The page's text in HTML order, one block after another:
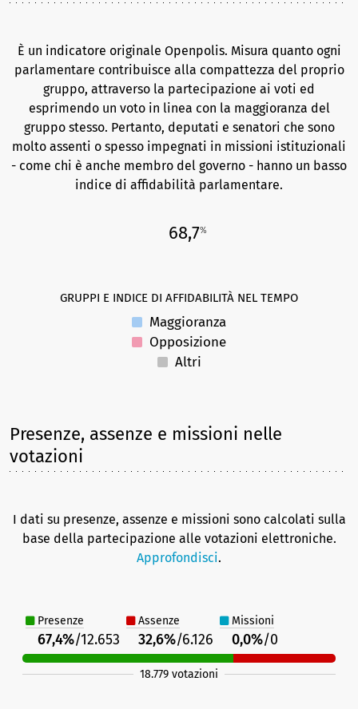
È un indicatore originale Openpolis. Misura quanto ogni
parlamentare contribuisce alla compattezza del proprio
gruppo, attraverso la partecipazione ai voti ed
esprimendo un voto in linea con la maggioranza del
gruppo stesso. Pertanto, deputati e senatori che sono
molto assenti o spesso impegnati in missioni istituzionali
- come chi è anche membro del governo - hanno un basso
indice di affidabilità parlamentare.
68,7%
GRUPPI E INDICE DI AFFIDABILITÀ NEL TEMPO
Maggioranza
Opposizione
Altri
Presenze, assenze e missioni nelle
votazioni
I dati su presenze, assenze e missioni sono calcolati sulla
base della partecipazione alle votazioni elettroniche.
Approfondisci.
Presenze Assenze Missioni
67,4%/12.653 32,6%/6.126 0,0%/0
18.779 votazioni